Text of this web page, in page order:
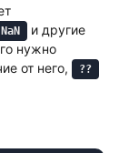
NaN
и другие
нужно
от него,
??